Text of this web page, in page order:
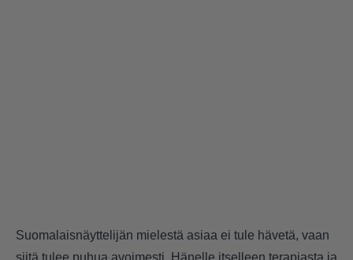
Suomalaisnäyttelijän mielestä asiaa ei tule hävetä, vaan
siitä tulee puhua avoimesti. Hänelle itselleen terapiasta ja